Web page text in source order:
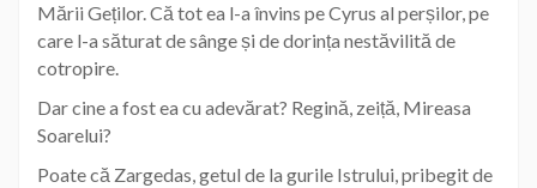
Mării Geților. Că tot ea l-a învins pe Cyrus al perșilor, pe
care l-a săturat de sânge și de dorința nestăvilită de
cotropire.
Dar cine a fost ea cu adevărat? Regină, zeiță, Mireasa
Soarelui?
Poate că Zargedas, getul de la gurile Istrului, pribegit de